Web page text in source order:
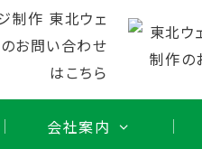
会社案内